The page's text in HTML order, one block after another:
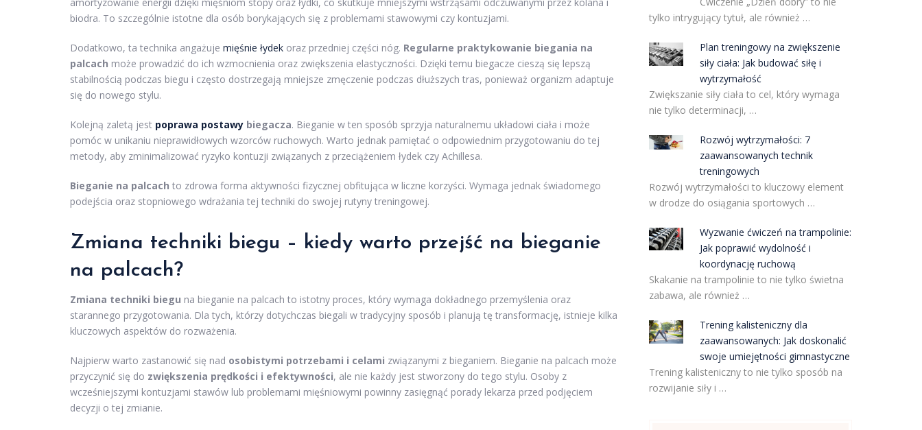
biodra. To szczególnie istotne dla osób borykających się z problemami stawowymi czy kontuzjami.
Dodatkowo, ta technika angażuje mięśnie łydek oraz przedniej części nóg. Regularne praktykowanie biegania na
palcach może prowadzić do ich wzmocnienia oraz zwiększenia elastyczności. Dzięki temu biegacze cieszą się lepszą
stabilnością podczas biegu i często dostrzegają mniejsze zmęczenie podczas dłuższych tras, ponieważ organizm adaptuje
się do nowego stylu.
Kolejną zaletą jest poprawa postawy biegacza. Bieganie w ten sposób sprzyja naturalnemu układowi ciała i może
pomóc w unikaniu nieprawidłowych wzorców ruchowych. Warto jednak pamiętać o odpowiednim przygotowaniu do tej
metody, aby zminimalizować ryzyko kontuzji związanych z przeciążeniem łydek czy Achillesa.
Bieganie na palcach to zdrowa forma aktywności fizycznej obfitująca w liczne korzyści. Wymaga jednak świadomego
podejścia oraz stopniowego wdrażania tej techniki do swojej rutyny treningowej.
Zmiana techniki biegu – kiedy warto przejść na bieganie
na palcach?
Zmiana techniki biegu na bieganie na palcach to istotny proces, który wymaga dokładnego przemyślenia oraz
starannego przygotowania. Dla tych, którzy dotychczas biegali w tradycyjny sposób i planują tę transformację, istnieje kilka
kluczowych aspektów do rozważenia.
Najpierw warto zastanowić się nad osobistymi potrzebami i celami związanymi z bieganiem. Bieganie na palcach może
przyczynić się do zwiększenia prędkości i efektywności, ale nie każdy jest stworzony do tego stylu. Osoby z
wcześniejszymi kontuzjami stawów lub problemami mięśniowymi powinny zasięgnąć porady lekarza przed podjęciem
decyzji o tej zmianie.
tylko intrygujący tytuł, ale również …
Plan treningowy na zwiększenie
siły ciała: Jak budować siłę i
wytrzymałość
Zwiększanie siły ciała to cel, który wymaga
nie tylko determinacji, …
Rozwój wytrzymałości: 7
zaawansowanych technik
treningowych
Rozwój wytrzymałości to kluczowy element
w drodze do osiągania sportowych …
Wyzwanie ćwiczeń na trampolinie:
Jak poprawić wydolność i
koordynację ruchową
Skakanie na trampolinie to nie tylko świetna
zabawa, ale również …
Trening kalisteniczny dla
zaawansowanych: Jak doskonalić
swoje umiejętności gimnastyczne
Trening kalisteniczny to nie tylko sposób na
rozwijanie siły i …